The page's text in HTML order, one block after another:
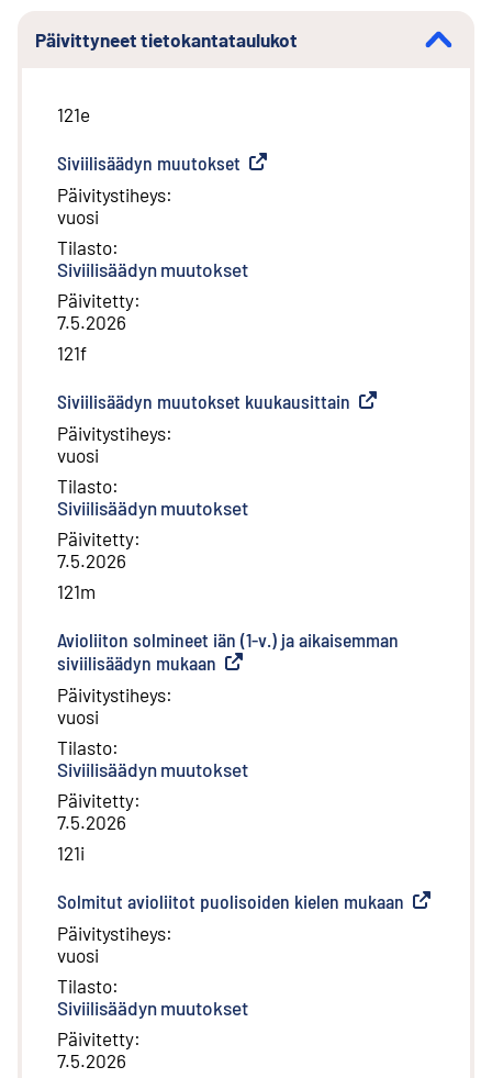
Päivittyneet tietokantataulukot
121e
Siviilisäädyn muutokset Ulkoinen linkki
Päivitystiheys:
vuosi
Tilasto:
Siviilisäädyn muutokset
Päivitetty:
7.5.2026
121f
Siviilisäädyn muutokset kuukausittain Ulkoinen linkki
Päivitystiheys:
vuosi
Tilasto:
Siviilisäädyn muutokset
Päivitetty:
7.5.2026
121m
Avioliiton solmineet iän (1-v.) ja aikaisemman
siviilisäädyn mukaan Ulkoinen linkki
Päivitystiheys:
vuosi
Tilasto:
Siviilisäädyn muutokset
Päivitetty:
7.5.2026
121i
Solmitut avioliitot puolisoiden kielen mukaan Ulkoinen
Päivitystiheys:
vuosi
Tilasto:
Siviilisäädyn muutokset
Päivitetty:
7.5.2026